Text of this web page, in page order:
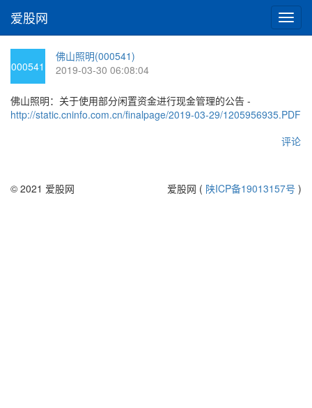
切
换
爱股网
000541
佛山照明(000541)
2019-03-30 06:08:04
佛山照明：关于使用部分闲置资金进行现金管理的公告 -
http://static.cninfo.com.cn/finalpage/2019-03-29/1205956935.PDF
评论
© 2021 爱股网 爱股网 ( 陕ICP备19013157号 )